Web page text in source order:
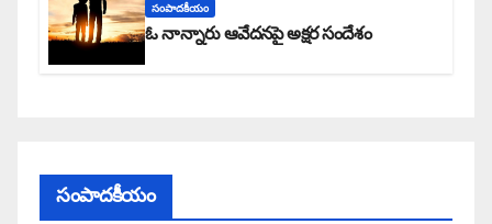
సంపాదకీయం
ఓ నాన్నారు ఆవేదనపై అక్షర సందేశం
సంపాదకీయం